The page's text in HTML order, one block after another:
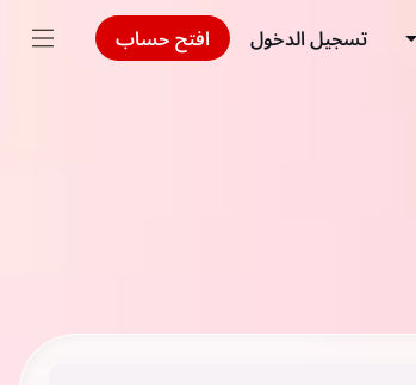
تسجيل الدخول افتح حساب